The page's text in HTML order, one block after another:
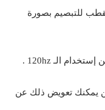
للتبصيم بصورة
يمكنك تعويض ذلك عن